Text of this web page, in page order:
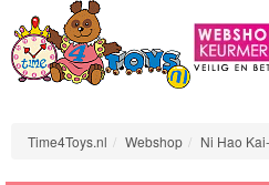
Time4Toys.nl Webshop Ni Hao